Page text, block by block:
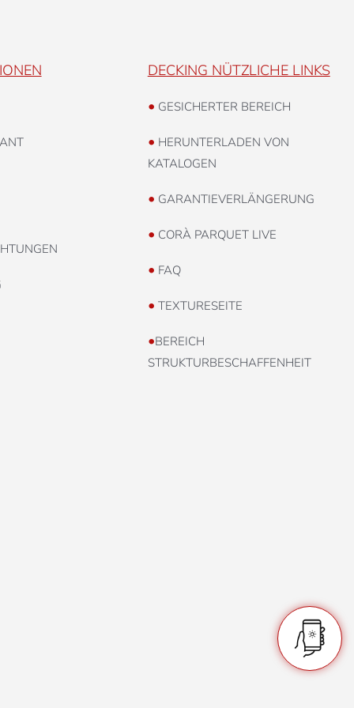
DECKING NÜTZLICHE LINKS
• GESICHERTER BEREICH
• HERUNTERLADEN VON
KATALOGEN
• GARANTIEVERLÄNGERUNG
• CORÀ PARQUET LIVE
• FAQ
• TEXTURESEITE
•BEREICH
STRUKTURBESCHAFFENHEIT